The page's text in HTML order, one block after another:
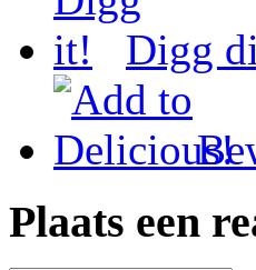
Digg
Plaats een